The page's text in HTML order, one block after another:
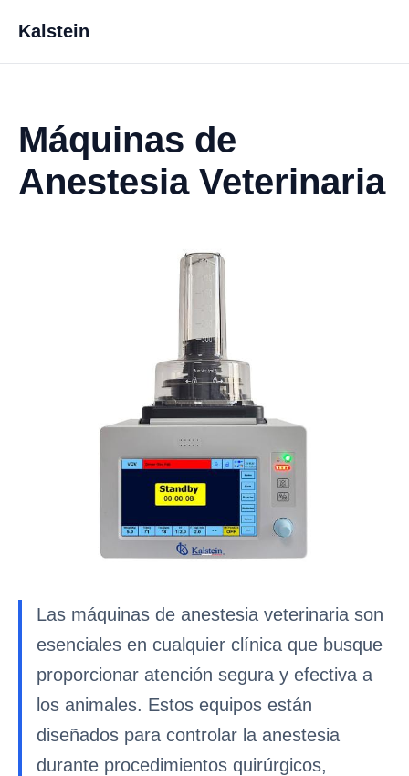
Kalstein
Máquinas de
Anestesia Veterinaria
Las máquinas de anestesia veterinaria son
esenciales en cualquier clínica que busque
proporcionar atención segura y efectiva a
los animales. Estos equipos están
diseñados para controlar la anestesia
durante procedimientos quirúrgicos,